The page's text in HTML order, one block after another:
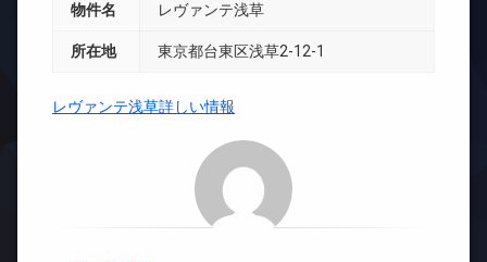
物件名 レヴァンテ浅草
所在地 東京都台東区浅草2-12-1
レヴァンテ浅草詳しい情報